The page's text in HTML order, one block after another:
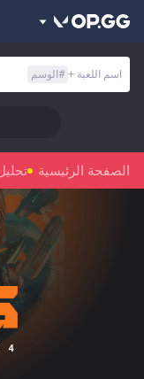
اسم اللعبة +
# الوسم
الصفحة الرئيسية
4
Stats
Palworld
Valorant
ROBLOX
Pokopia
Sign in
العربية
Back
한국어